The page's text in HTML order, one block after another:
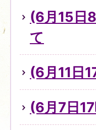
(6月15日
て
(6月11日
(6月7日